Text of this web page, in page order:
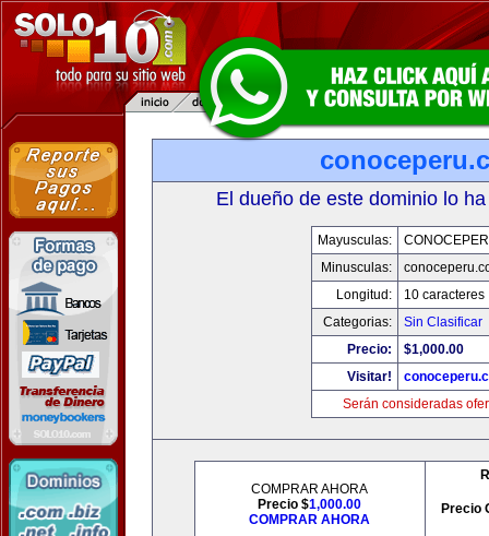
El dueño de este dominio lo
Mayusculas:
Minusculas:
Longitud:
10 caracteres
Categorias:
Sin Clasificar
Precio:
$1,000.00
Visitar!
Serán consideradas
COMPRAR AHORA
Precio $1,000.00
COMPRAR AHORA
Precio